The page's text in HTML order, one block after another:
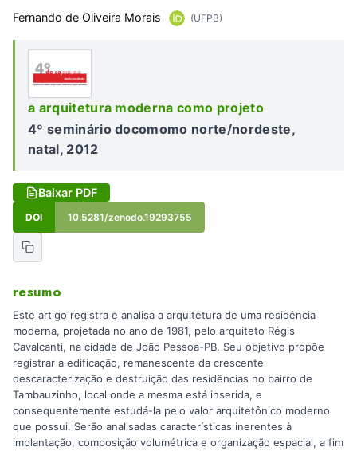
Fernando de Oliveira Morais (UFPB)
a arquitetura moderna como projeto
4º seminário docomomo norte/nordeste,
natal, 2012
Baixar PDF
DOI 10.5281/zenodo.19293755
resumo
Este artigo registra e analisa a arquitetura de uma residência
moderna, projetada no ano de 1981, pelo arquiteto Régis
Cavalcanti, na cidade de João Pessoa-PB. Seu objetivo propõe
registrar a edificação, remanescente da crescente
descaracterização e destruição das residências no bairro de
Tambauzinho, local onde a mesma está inserida, e
consequentemente estudá-la pelo valor arquitetônico moderno
que possui. Serão analisadas características inerentes à
implantação, composição volumétrica e organização espacial, a fim